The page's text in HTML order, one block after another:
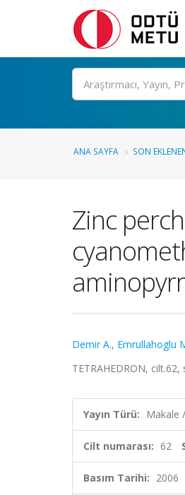
Ara
ANA SAYFA SON
Zinc
Demir A., Emrullahoglu
TETRAHEDRON,
Yayın Türü: Makale
Cilt numarası: 62
Basım Tarihi: 2006